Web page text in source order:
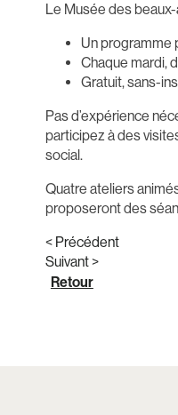
Le Musée des
Un programme
Chaque mardi,
Gratuit, sans-
Pas d’expérience
participez à des
social.
Quatre ateliers
proposeront des
< Précédent
Suivant >
Retour